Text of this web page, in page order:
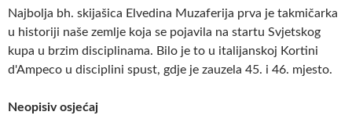
Najbolja bh. skijašica Elvedina Muzaferija prva je takmičarka
u historiji naše zemlje koja se pojavila na startu Svjetskog
kupa u brzim disciplinama. Bilo je to u italijanskoj Kortini
d'Ampeco u disciplini spust, gdje je zauzela 45. i 46. mjesto.
Neopisiv osjećaj